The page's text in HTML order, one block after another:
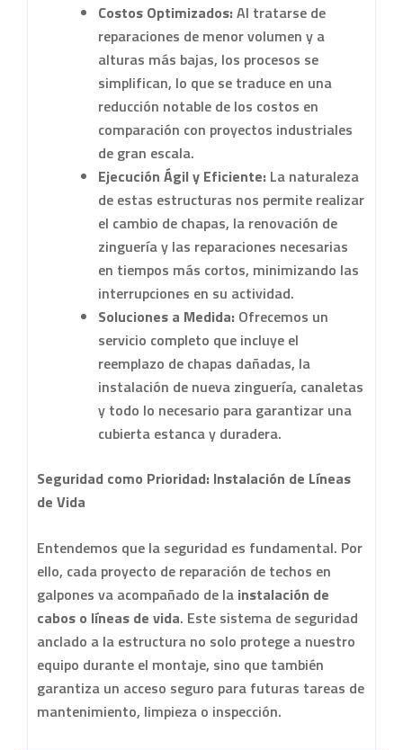
Costos Optimizados:Al tratarse de
reparaciones de menor volumen y a
alturas más bajas, los procesos se
simplifican, lo que se traduce en una
reducción notable de los costos en
comparación con proyectos industriales
de gran escala.
Ejecución Ágil y Eficiente: La naturaleza
de estas estructuras nos permite realizar
el cambio de chapas, la renovación de
zinguería y las reparaciones necesarias
en tiempos más cortos, minimizando las
interrupciones en su actividad.
Soluciones a Medida: Ofrecemos un
servicio completo que incluye el
reemplazo de chapas dañadas, la
instalación de nueva zinguería, canaletas
y todo lo necesario para garantizar una
cubierta estanca y duradera.
Seguridad como Prioridad: Instalación de Líneas
de Vida
Entendemos que la seguridad es fundamental. Por
ello, cada proyecto de reparación de techos en
galpones va acompañado de la instalación de
cabos o líneas de vida. Este sistema de seguridad
anclado a la estructura no solo protege a nuestro
equipo durante el montaje, sino que también
garantiza un acceso seguro para futuras tareas de
mantenimiento, limpieza o inspección.